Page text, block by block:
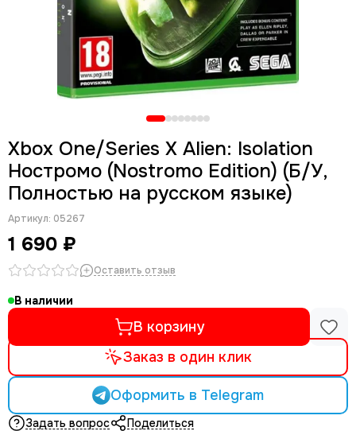
Xbox One/Series X Alien: Isolation
Ностромо (Nostromo Edition) (Б/У,
Полностью на русском языке)
Артикул: 05267
1 690 ₽
Оставить отзыв
В наличии
В корзину
Заказ в один клик
Оформить в Telegram
Задать вопрос Поделиться